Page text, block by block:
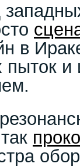
в
и